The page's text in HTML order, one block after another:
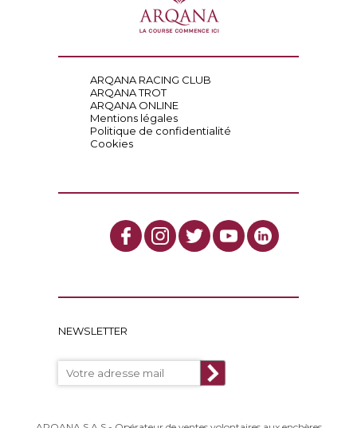
ARQANA RACING CLUB
ARQANA TROT
ARQANA ONLINE
Mentions légales
Politique de confidentialité
Cookies
NEWSLETTER